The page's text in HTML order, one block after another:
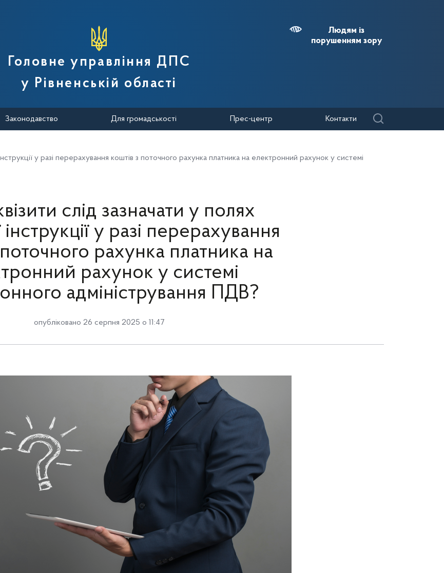
податкової служби України
Головне управління ДПС
у Рівненській області
Людям із
порушенням зору
Законодавство Для громадськості Прес-центр Контакти
у разі перерахування коштів з поточного рахунка платника на електронний рахунок у системі
слід зазначати у полях
інструкції у разі перерахування
рахунка платника на
рахунок у системі
адміністрування ПДВ?
опубліковано 26 серпня 2025 о 11:47